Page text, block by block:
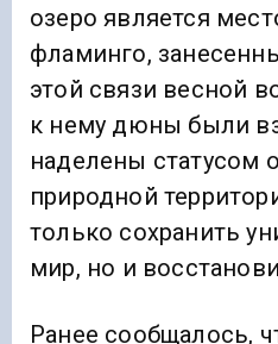
озеро является
фламинго,
этой связи весной
к нему дюны были
наделены статусом
природной
только сохранить
мир, но и
Ранее сообщалось,